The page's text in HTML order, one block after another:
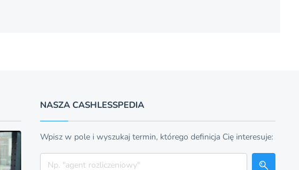
NASZA CASHLESSPEDIA
Wpisz w pole i wyszukaj termin, którego definicja Cię interesuje:
Szukaj